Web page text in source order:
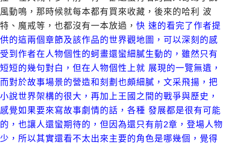
風動鳴，那時候就每本都有買來收藏，後來的哈利 波
特、魔戒等，也都沒有一本放過， 快 速的看完了作者提
供的這兩個章節及該作品的世界觀地圖，可以深刻的感
受到作者在人物個性的蚵畫還蠻細膩生動的，雖然只有
短短的幾句對白，但在人物個性上就 展現的一覽無遺，
而對於故事場景的營造和刻劃也頗細膩，文采飛揚，把
小說世界架構的很大，再加上王國之間的戰爭與歷史，
感覺如果要來寫故事劇情的話，各種 發展都是很有可能
的，也讓人還蠻期待的，但因為還只有前2章，登場人物
少，所以其實還看不太出來主要的角色是哪幾個，覺得